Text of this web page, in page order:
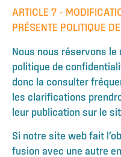
ARTICLE 7 –
PRÉSENTE POLITIQUE
Nous nous réservons
politique de
donc la consulter
les clarifications
leur publication sur le
Si notre site web fait
fusion avec une autre